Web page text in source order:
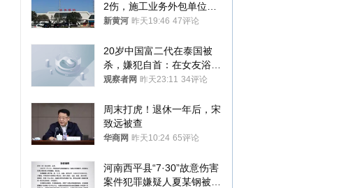
2伤，施工业务外包单位被
罚1.5万元，国铁昆明局被
新黄河 昨天19:46 47评论
20岁中国富二代在泰国被
杀，嫌犯自首：在女友浴室
看到他
观察者网 昨天23:11 34评论
周末打虎！退休一年后，宋
致远被查
华商网 昨天10:24 65评论
河南西平县“7·30”故意伤害
案件犯罪嫌疑人夏某钢被抓